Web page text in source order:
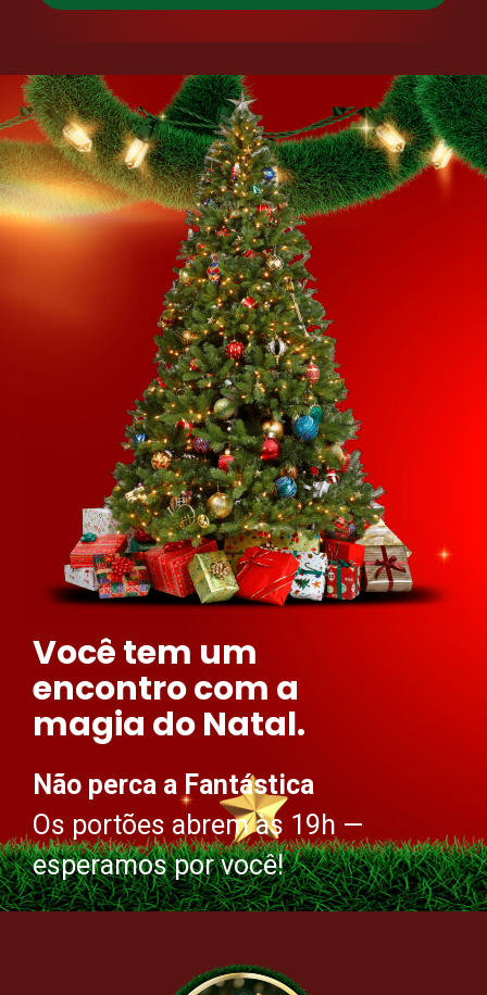
Você tem um
encontro com a
magia do Natal.
Não perca a Fantástica
Os portões abrem às 19h —
esperamos por você!